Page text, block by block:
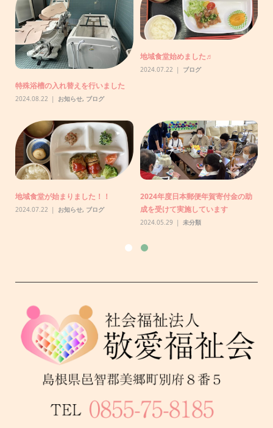
特殊浴槽の入れ替えを行いました
2024.08.22 お知らせ, ブログ
地域食堂始めました♬
2024.07.22 ブログ
地域食堂が始まりました！！
2024.07.22 お知らせ, ブログ
2024年度日本郵便年賀寄付金の助
成を受けて実施しています
2024.05.29 未分類